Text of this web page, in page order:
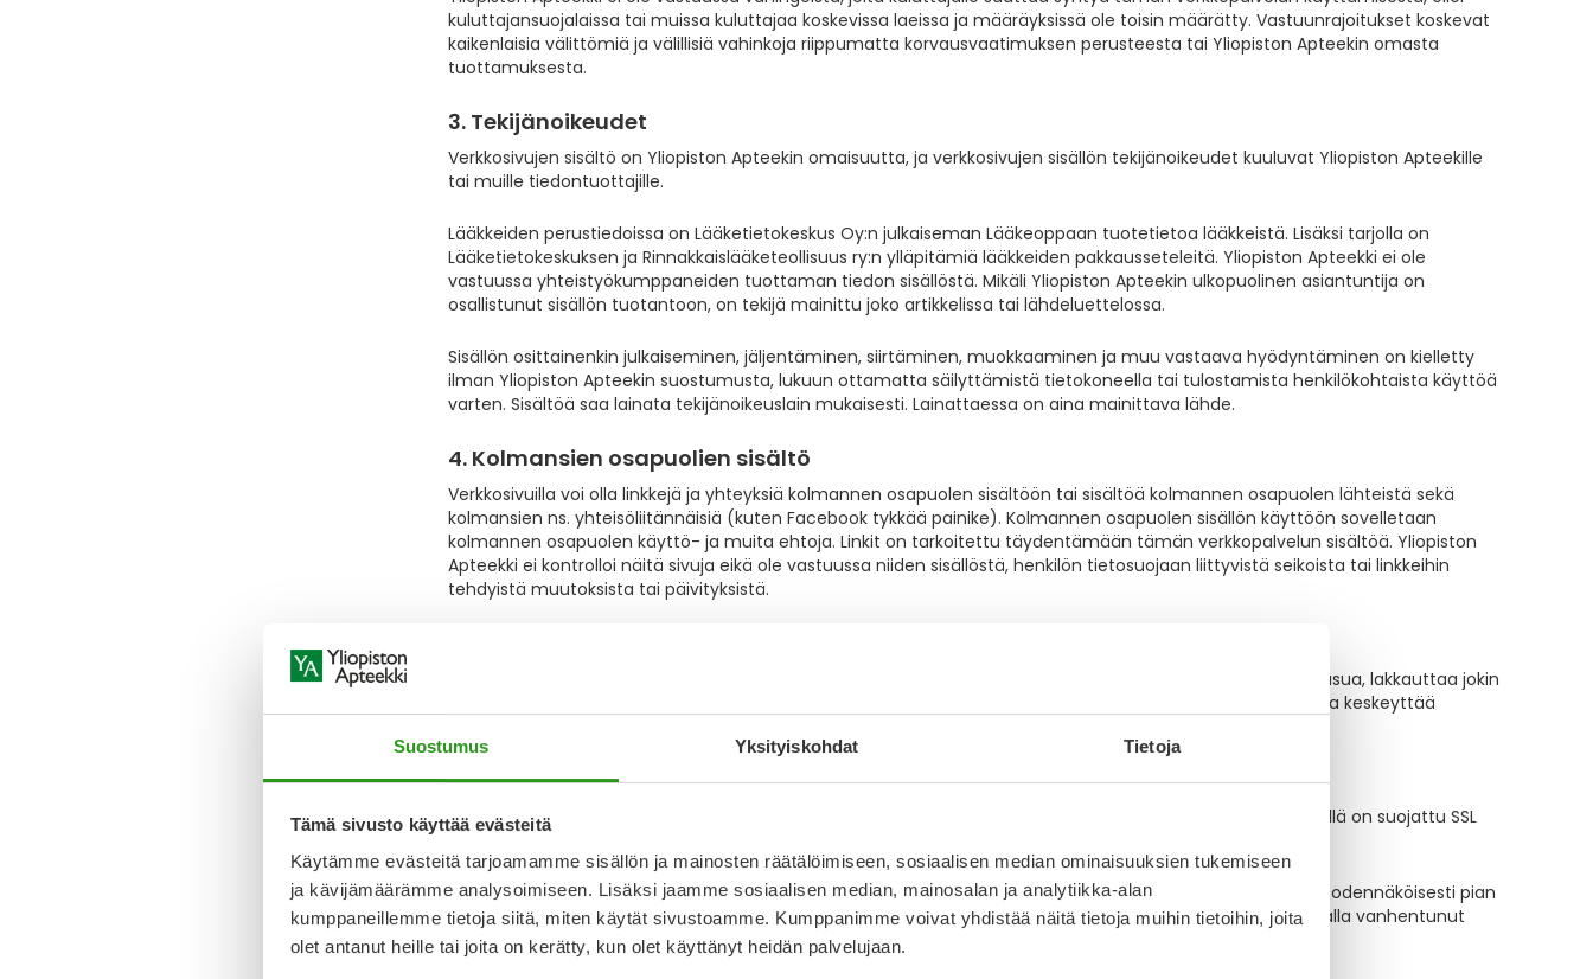
Suostumus Yksityiskohdat Tietoja
Tämä sivusto käyttää evästeitä
Käytämme evästeitä tarjoamamme sisällön ja mainosten räätälöimiseen, sosiaalisen median ominaisuuksien tukemiseen
ja kävijämäärämme analysoimiseen. Lisäksi jaamme sosiaalisen median, mainosalan ja analytiikka-alan
kumppaneillemme tietoja siitä, miten käytät sivustoamme. Kumppanimme voivat yhdistää näitä tietoja muihin tietoihin, joita
olet antanut heille tai joita on kerätty, kun olet käyttänyt heidän palvelujaan.
kuluttajansuojalaissa tai muissa kuluttajaa koskevissa laeissa ja määräyksissä ole toisin määrätty. Vastuunrajoitukset koskevat
kaikenlaisia välittömiä ja välillisiä vahinkoja riippumatta korvausvaatimuksen perusteesta tai Yliopiston Apteekin omasta
tuottamuksesta.
3. Tekijänoikeudet
Verkkosivujen sisältö on Yliopiston Apteekin omaisuutta, ja verkkosivujen sisällön tekijänoikeudet kuuluvat Yliopiston Apteekille
tai muille tiedontuottajille.
Lääkkeiden perustiedoissa on Lääketietokeskus Oy:n julkaiseman Lääkeoppaan tuotetietoa lääkkeistä. Lisäksi tarjolla on
Lääketietokeskuksen ja Rinnakkaislääketeollisuus ry:n ylläpitämiä lääkkeiden pakkausseteleitä. Yliopiston Apteekki ei ole
vastuussa yhteistyökumppaneiden tuottaman tiedon sisällöstä. Mikäli Yliopiston Apteekin ulkopuolinen asiantuntija on
osallistunut sisällön tuotantoon, on tekijä mainittu joko artikkelissa tai lähdeluettelossa.
Sisällön osittainenkin julkaiseminen, jäljentäminen, siirtäminen, muokkaaminen ja muu vastaava hyödyntäminen on kielletty
ilman Yliopiston Apteekin suostumusta, lukuun ottamatta säilyttämistä tietokoneella tai tulostamista henkilökohtaista käyttöä
varten. Sisältöä saa lainata tekijänoikeuslain mukaisesti. Lainattaessa on aina mainittava lähde.
4. Kolmansien osapuolien sisältö
Verkkosivuilla voi olla linkkejä ja yhteyksiä kolmannen osapuolen sisältöön tai sisältöä kolmannen osapuolen lähteistä sekä
kolmansien ns. yhteisöliitännäisiä (kuten Facebook tykkää painike). Kolmannen osapuolen sisällön käyttöön sovelletaan
kolmannen osapuolen käyttö- ja muita ehtoja. Linkit on tarkoitettu täydentämään tämän verkkopalvelun sisältöä. Yliopiston
Apteekki ei kontrolloi näitä sivuja eikä ole vastuussa niiden sisällöstä, henkilön tietosuojaan liittyvistä seikoista tai linkkeihin
tehdyistä muutoksista tai päivityksistä.
Yliopiston Apteekilla on oikeus milloin tahansa muuttaa verkkosivujen käyttöehtoja, tietoja, sisältöä ja ulkoasua, lakkauttaa jokin
palvelu tai estää käyttäjän pääsy sivuille. Yliopiston Apteekilla on oikeus milloin tahansa syytä ilmoittamatta keskeyttää
6. Tietoliikenne ja välimuisti ja käyttötietojen poistaminen koneelta
Kaikki tietoliikenne, jossa liikkuu luottamuksellista tietoa asiakkaan ja Yliopiston Apteekin verkkopalvelun välillä on suojattu SSL
Välimuistilla nopeutetaan koneen tai selaimen toimintaa. Siellä pyritään pitämään sellaisia sisältöjä mihin todennäköisesti pian
palataan. Välimuistin käyttäminen nopeuttaa selaimia tai verkkopalveluiden toimintoja, mutta myös samalla vanhentunut
tieto voi tulla tätä kautta esille.